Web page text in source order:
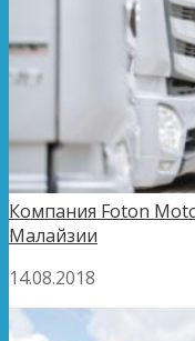
Компания Foton
Малайзии
14.08.2018